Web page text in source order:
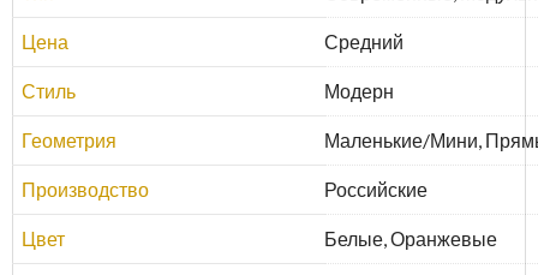
Цена Средний
Стиль Модерн
Геометрия Маленькие/Мини,
Производство Российские
Цвет Белые, Оранжевые